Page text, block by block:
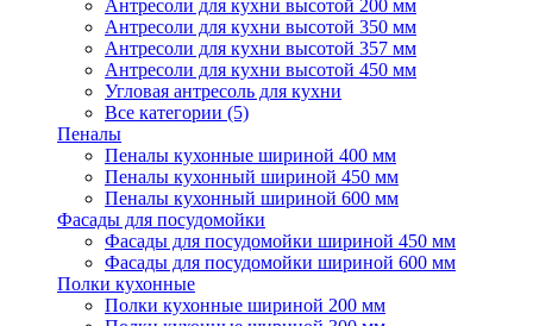
Антресоли для кухни высотой 200 мм
Антресоли для кухни высотой 350 мм
Антресоли для кухни высотой 357 мм
Антресоли для кухни высотой 450 мм
Угловая антресоль для кухни
Все категории (5)
Пеналы
Пеналы кухонные шириной 400 мм
Пеналы кухонный шириной 450 мм
Пеналы кухонный шириной 600 мм
Фасады для посудомойки
Фасады для посудомойки шириной 450 мм
Фасады для посудомойки шириной 600 мм
Полки кухонные
Полки кухонные шириной 200 мм